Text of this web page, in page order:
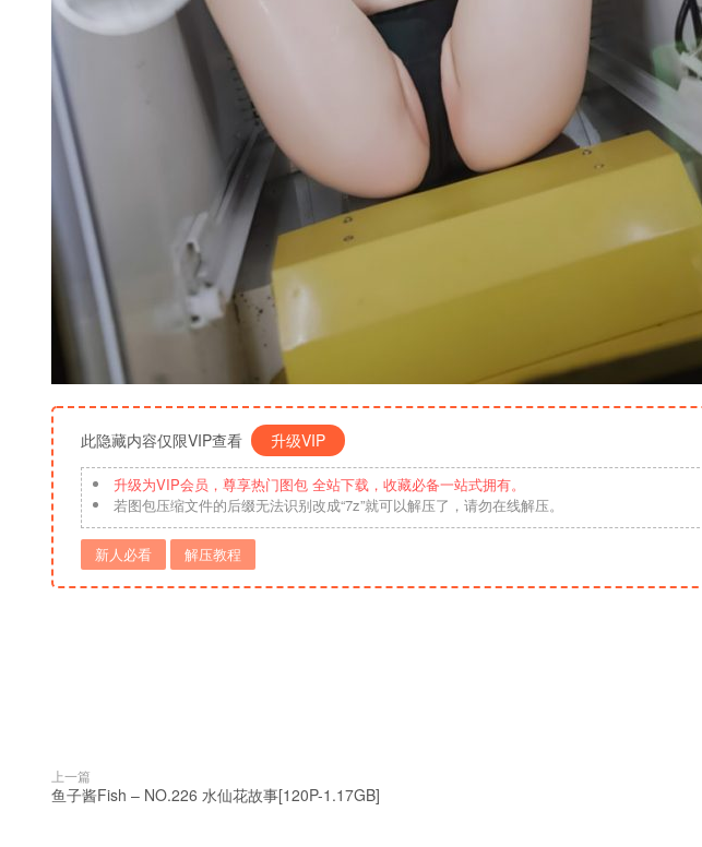
此隐藏内容仅限VIP查看 升级VIP
升级为VIP会员，尊享热门图包 全站下载，收藏必备一站式拥有。
若图包压缩文件的后缀无法识别改成“7z”就可以解压了，请勿在线解压。
新人必看 解压教程
上一篇
鱼子酱Fish – NO.226 水仙花故事[120P-1.17GB]